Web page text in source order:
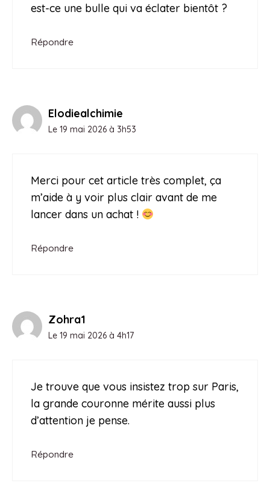
est-ce une bulle qui va éclater bientôt ?
Répondre
Elodiealchimie
Le 19 mai 2026 à 3h53
Merci pour cet article très complet, ça
m’aide à y voir plus clair avant de me
lancer dans un achat !
Répondre
Zohra1
Le 19 mai 2026 à 4h17
Je trouve que vous insistez trop sur Paris,
la grande couronne mérite aussi plus
d’attention je pense.
Répondre